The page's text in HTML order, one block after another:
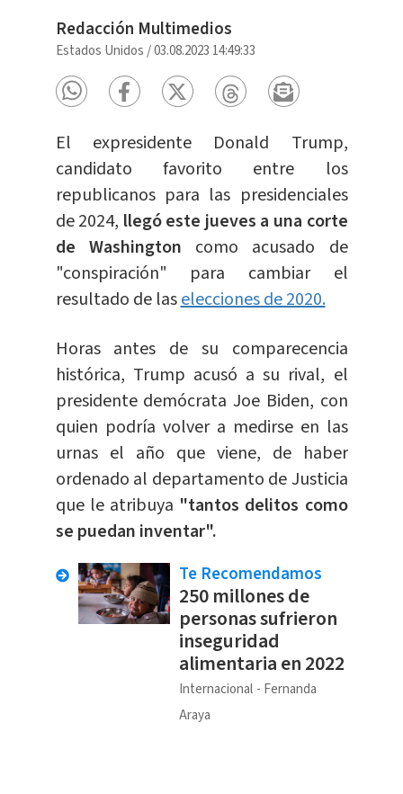
Redacción Multimedios
Estados Unidos /03.08.2023 14:49:33
El expresidente Donald Trump,
candidato favorito entre los
republicanos para las presidenciales
de 2024, llegó este jueves a una corte
de Washington como acusado de
"conspiración" para cambiar el
resultado de laselecciones de 2020.
Horas antes de su comparecencia
histórica, Trump acusó a su rival, el
presidente demócrata Joe Biden, con
quien podría volver a medirse en las
urnas el año que viene, de haber
ordenado al departamento de Justicia
que le atribuya "tantos delitos como
se puedan inventar".
Te Recomendamos
250 millones de
personas sufrieron
inseguridad
alimentaria en 2022
Internacional
Fernanda
Araya